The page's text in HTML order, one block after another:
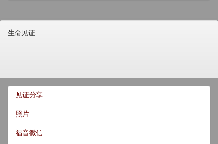
生命见证
见证分享
照片
福音微信